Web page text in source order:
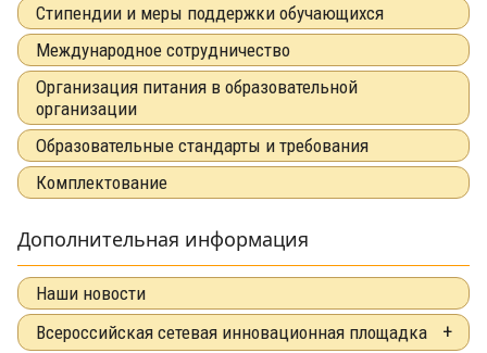
Стипендии и меры поддержки обучающихся
Международное сотрудничество
Организация питания в образовательной
организации
Образовательные стандарты и требования
Комплектование
Дополнительная информация
Наши новости
Всероссийская сетевая инновационная площадка